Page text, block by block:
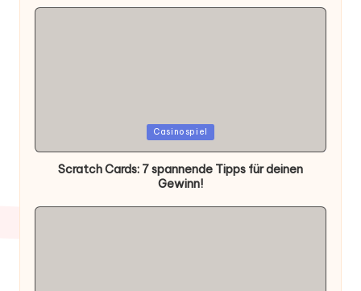
Casinospiel
Scratch Cards: 7 spannende Tipps für deinen
Gewinn!